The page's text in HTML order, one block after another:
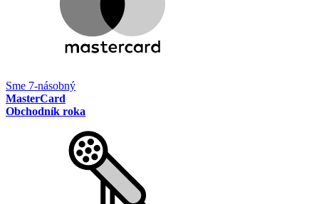
Sme 7-násobný
MasterCard
Obchodník roka